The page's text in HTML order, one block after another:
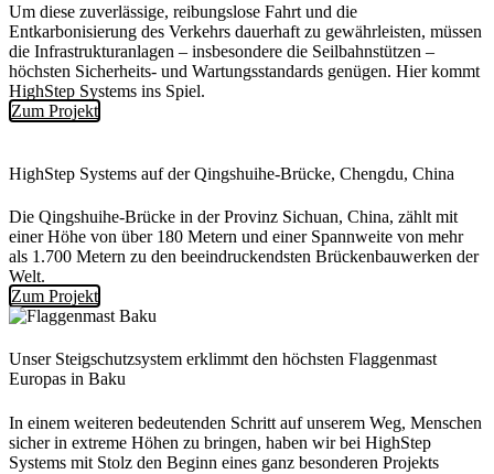
Um diese zuverlässige, reibungslose Fahrt und die
Entkarbonisierung des Verkehrs dauerhaft zu gewährleisten, müssen
die Infrastrukturanlagen – insbesondere die Seilbahnstützen –
höchsten Sicherheits- und Wartungsstandards genügen. Hier kommt
HighStep Systems ins Spiel.
Zum Projekt
HighStep Systems auf der Qingshuihe-Brücke, Chengdu, China
Die Qingshuihe-Brücke in der Provinz Sichuan, China, zählt mit
einer Höhe von über 180 Metern und einer Spannweite von mehr
als 1.700 Metern zu den beeindruckendsten Brückenbauwerken der
Welt.
Zum Projekt
Unser Steigschutzsystem erklimmt den höchsten Flaggenmast
Europas in Baku
In einem weiteren bedeutenden Schritt auf unserem Weg, Menschen
sicher in extreme Höhen zu bringen, haben wir bei HighStep
Systems mit Stolz den Beginn eines ganz besonderen Projekts